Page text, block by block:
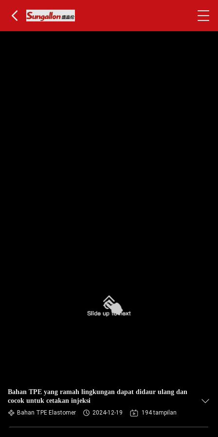
Bahan TPE yang ramah lingkungan dapat didaur ulang dan
cocok untuk cetakan injeksi
Bahan TPE Elastomer 2024-12-19 194 tampilan